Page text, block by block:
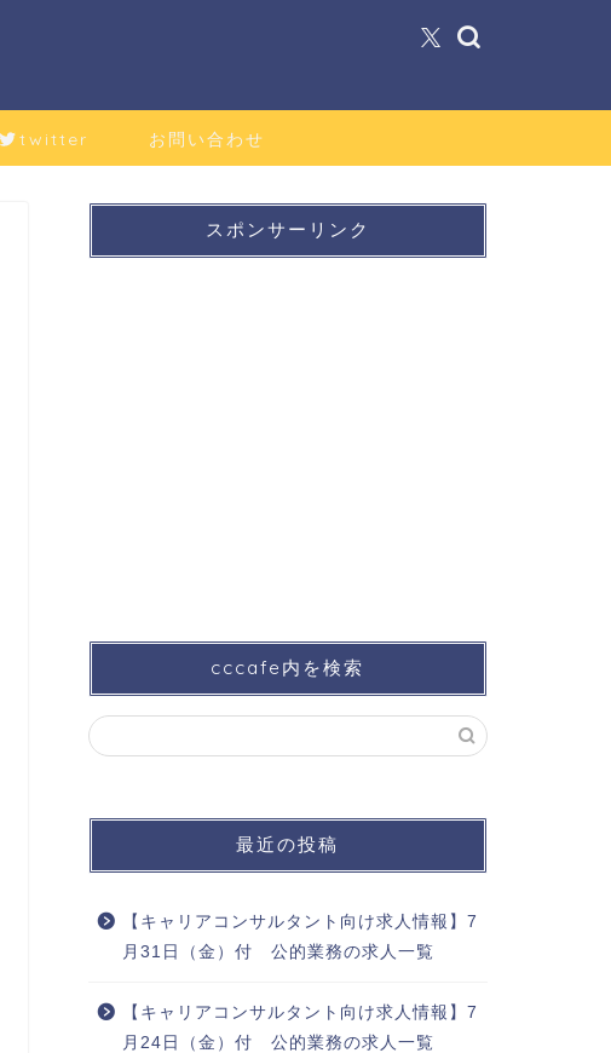
twitter お問い合わせ
スポンサーリンク
cccafe内を検索
最近の投稿
【キャリアコンサルタント向け求人情報】7
月31日（金）付 公的業務の求人一覧
【キャリアコンサルタント向け求人情報】7
月24日（金）付 公的業務の求人一覧